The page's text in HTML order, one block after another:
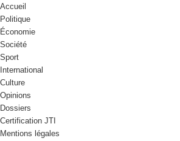
Accueil
Politique
Économie
Société
Sport
International
Culture
Opinions
Dossiers
Certification JTI
Mentions légales